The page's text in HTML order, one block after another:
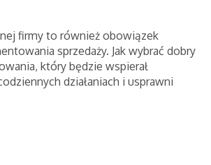
firmy to również obowiązek
sprzedaży. Jak wybrać dobry
który będzie wspierał
działaniach i usprawni